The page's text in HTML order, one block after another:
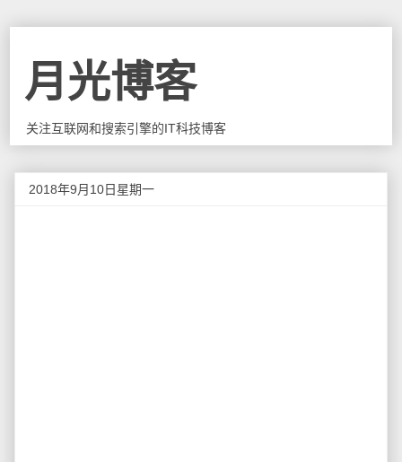
月光博客
关注互联网和搜索引擎的IT科技博客
2018年9月10日星期一